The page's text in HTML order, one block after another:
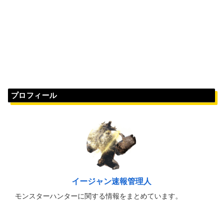
プロフィール
イージャン速報管理人
モンスターハンターに関する情報をまとめています。